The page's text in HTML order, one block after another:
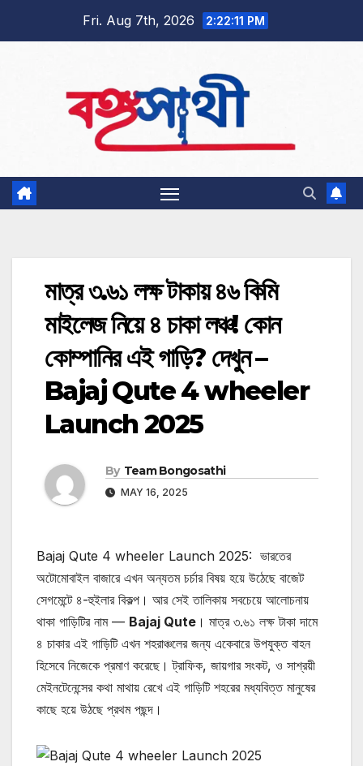
Fri. Aug 7th, 2026 2:22:12 PM
মাত্র ৩.৬১ লক্ষ টাকায় ৪৬ কিমি
মাইলেজ নিয়ে ৪ চাকা লঞ্চ! কোন
কোম্পানির এই গাড়ি? দেখুন –
Bajaj Qute 4 wheeler
Launch 2025
By Team Bongosathi
MAY 16, 2025
Bajaj Qute 4 wheeler Launch 2025: ভারতের
অটোমোবাইল বাজারে এখন অন্যতম চর্চার বিষয় হয়ে উঠেছে বাজেট
সেগমেন্টে ৪-হুইলার বিকল্প। আর সেই তালিকায় সবচেয়ে আলোচনায়
থাকা গাড়িটির নাম — Bajaj Qute । মাত্র ৩.৬১ লক্ষ টাকা দামে
৪ চাকার এই গাড়িটি এখন শহরাঞ্চলের জন্য একেবারে উপযুক্ত বাহন
হিসেবে নিজেকে প্রমাণ করেছে। ট্রাফিক, জায়গার সংকট, ও সাশ্রয়ী
মেইনটেনেন্সের কথা মাথায় রেখে এই গাড়িটি শহরের মধ্যবিত্ত মানুষের
কাছে হয়ে উঠছে প্রথম পছন্দ।